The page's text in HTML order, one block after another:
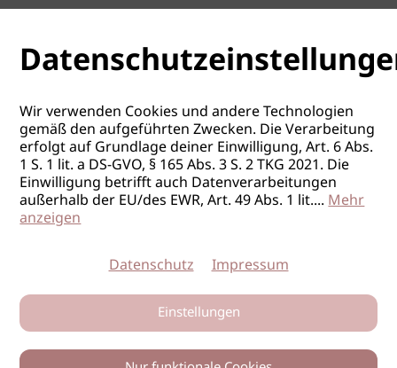
Wir verwenden Cookies und andere Technologien
gemäß den aufgeführten Zwecken. Die Verarbeitung
erfolgt auf Grundlage deiner Einwilligung, Art. 6 Abs.
1 S. 1 lit. a DS-GVO, § 165 Abs. 3 S. 2 TKG 2021. Die
Einwilligung betrifft auch Datenverarbeitungen
außerhalb der EU/des EWR, Art. 49 Abs. 1 lit....Mehr
anzeigen
Datenschutz Impressum
Einstellungen